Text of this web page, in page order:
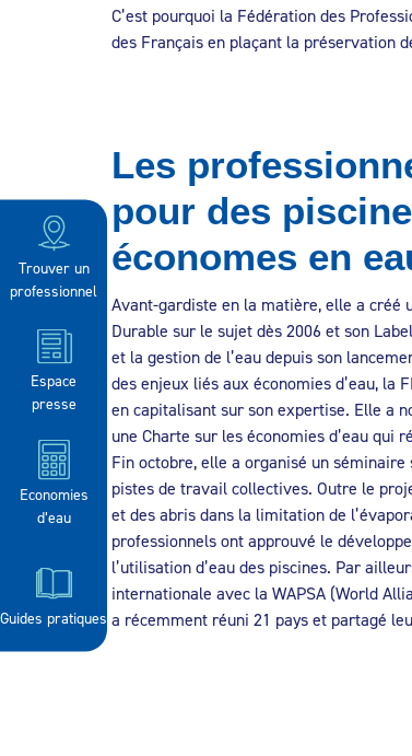
Trouver un
professionnel
Espace
presse
Economies
d’eau
Guides pratiques
C’est pourquoi la Fédération des
des Français en plaçant la préservation
Les
pour des
économes en
Avant-gardiste en la matière, elle a créé
Durable sur le sujet dès 2006 et son
et la gestion de l’eau depuis son
des enjeux liés aux économies d’eau, la
en capitalisant sur son expertise. Elle a
une Charte sur les économies d’eau qui
Fin octobre, elle a organisé un
pistes de travail collectives. Outre le
et des abris dans la limitation de
professionnels ont approuvé le
l’utilisation d’eau des piscines. Par
internationale avec la WAPSA (World
a récemment réuni 21 pays et partagé